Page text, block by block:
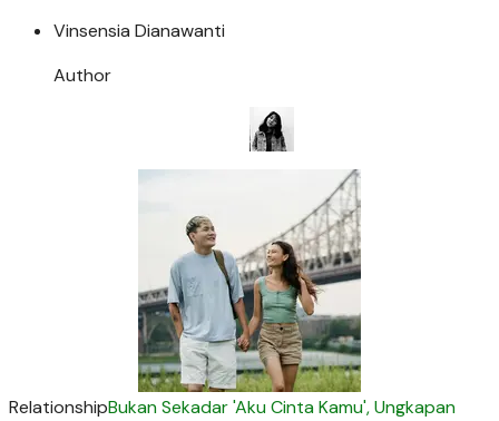
Vinsensia Dianawanti
Author
RelationshipBukan Sekadar 'Aku Cinta Kamu', Ungkapan